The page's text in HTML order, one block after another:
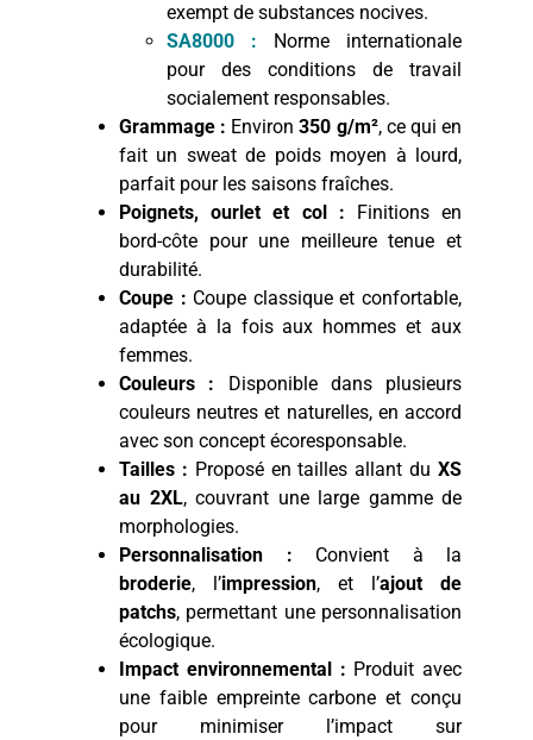
exempt de substances nocives.
SA8000 : Norme internationale
pour des conditions de travail
socialement responsables.
Grammage : Environ350 g/m², ce qui en
fait un sweat de poids moyen à lourd,
parfait pour les saisons fraîches.
Poignets, ourlet et col : Finitions en
bord-côte pour une meilleure tenue et
durabilité.
Coupe : Coupe classique et confortable,
adaptée à la fois aux hommes et aux
femmes.
Couleurs : Disponible dans plusieurs
couleurs neutres et naturelles, en accord
avec son concept écoresponsable.
Tailles : Proposé en tailles allant duXS
au 2XL, couvrant une large gamme de
morphologies.
Personnalisation : Convient à la
broderie, l’impression, et l’ajout de
patchs, permettant une personnalisation
écologique.
Impact environnemental : Produit avec
une faible empreinte carbone et conçu
pour minimiser l’impact sur